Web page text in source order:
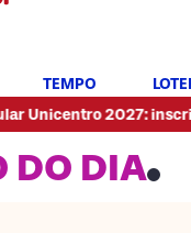
TEMPO
2027: inscrições
DO DIA